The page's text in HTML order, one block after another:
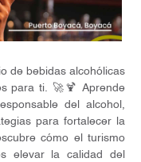
de bebidas alcohólicas
para ti. 🚀🍹 Aprende
del alcohol,
para fortalecer la
cómo el turismo
elevar la calidad del